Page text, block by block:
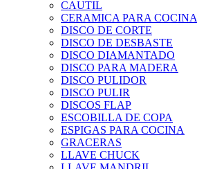
CAUTIL
CERAMICA PARA COCINA
DISCO DE CORTE
DISCO DE DESBASTE
DISCO DIAMANTADO
DISCO PARA MADERA
DISCO PULIDOR
DISCO PULIR
DISCOS FLAP
ESCOBILLA DE COPA
ESPIGAS PARA COCINA
GRACERAS
LLAVE CHUCK